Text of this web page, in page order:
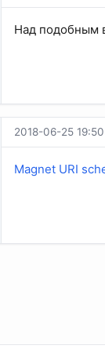
Над подобным
2018-06-25 19:50
Magnet URI